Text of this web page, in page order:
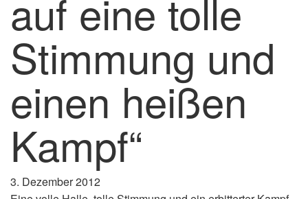
auf eine tolle
Stimmung und
einen heißen
Kampf“
3. Dezember 2012